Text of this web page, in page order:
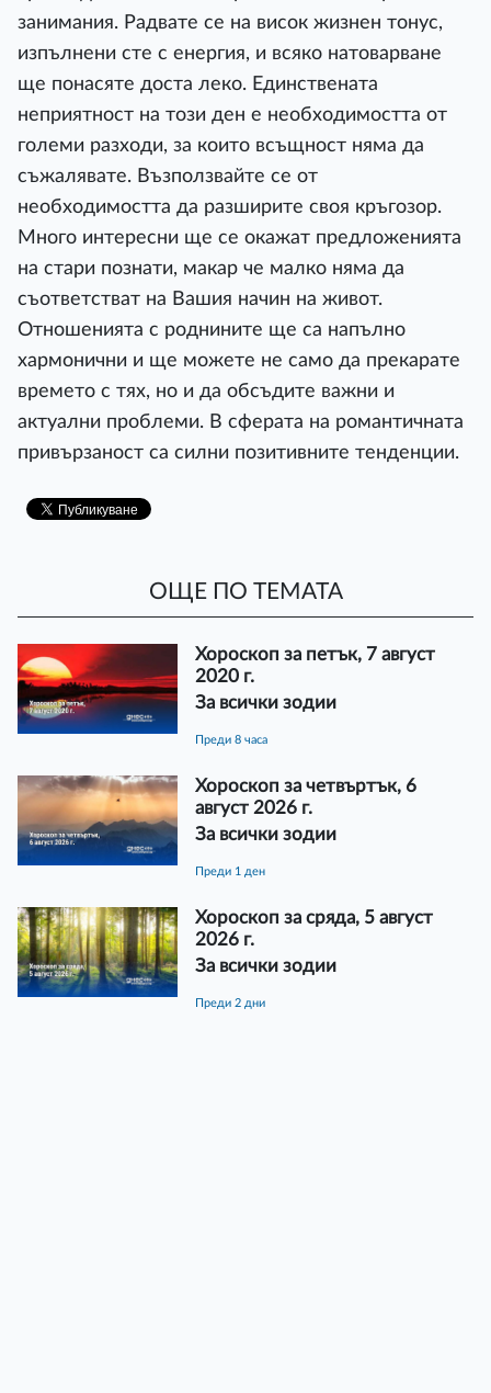
занимания. Радвате се на висок жизнен тонус,
изпълнени сте с енергия, и всяко натоварване
ще понасяте доста леко. Единствената
неприятност на този ден е необходимостта от
големи разходи, за които всъщност няма да
съжалявате. Възползвайте се от
необходимостта да разширите своя кръгозор.
Много интересни ще се окажат предложенията
на стари познати, макар че малко няма да
съответстват на Вашия начин на живот.
Отношенията с роднините ще са напълно
хармонични и ще можете не само да прекарате
времето с тях, но и да обсъдите важни и
актуални проблеми. В сферата на романтичната
привързаност са силни позитивните тенденции.
ОЩЕ ПО ТЕМАТА
Хороскоп за петък, 7 август
2020 г.
За всички зодии
преди 8 часа
Хороскоп за четвъртък, 6
август 2026 г.
За всички зодии
преди 1 ден
Хороскоп за сряда, 5 август
2026 г.
За всички зодии
преди 2 дни